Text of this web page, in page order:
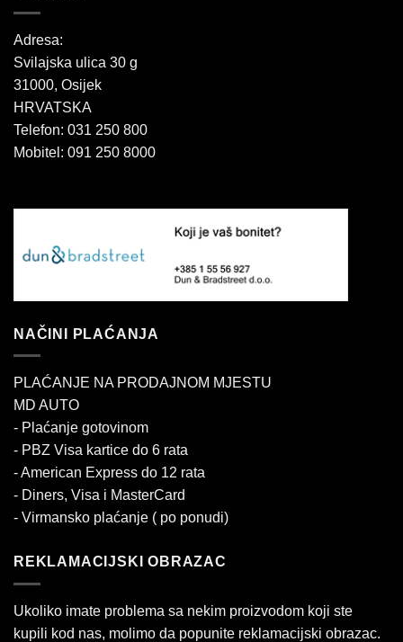
Adresa:
Svilajska ulica 30 g
31000, Osijek
HRVATSKA
Telefon: 031 250 800
Mobitel: 091 250 8000
NAČINI PLAĆANJA
PLAĆANJE NA PRODAJNOM MJESTU
MD AUTO
- Plaćanje gotovinom
- PBZ Visa kartice do 6 rata
- American Express do 12 rata
- Diners, Visa i MasterCard
- Virmansko plaćanje ( po ponudi)
REKLAMACIJSKI OBRAZAC
Ukoliko imate problema sa nekim proizvodom koji ste
kupili kod nas, molimo da popunite reklamacijski obrazac.